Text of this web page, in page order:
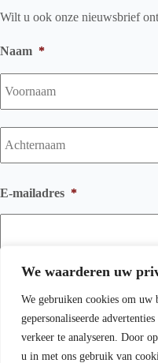
We waarderen uw
We gebruiken cookies om uw
gepersonaliseerde
verkeer te analyseren. Door
u in met ons gebruik van
Wilt u ook onze nieuwsbrief
Naam *
E-mailadres *
Copyright © 2026 Wichink